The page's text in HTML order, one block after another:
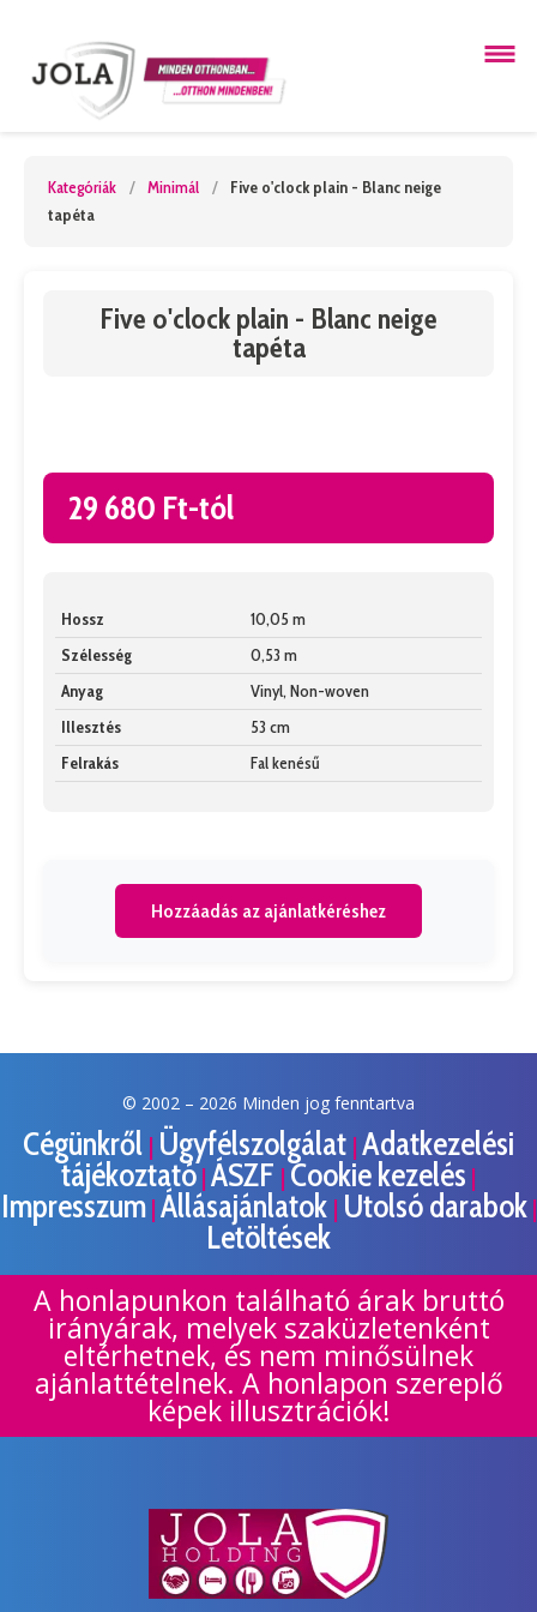
Kategóriák / Minimál /
Five o'clock plain - Blanc neige
tapéta
Five o'clock plain - Blanc neige
tapéta
29 680 Ft-tól
Hossz
10,05 m
Szélesség
0,53 m
Anyag
Vinyl, Non-woven
Illesztés
53 cm
Felrakás
Fal kenésű
Hozzáadás az ajánlatkéréshez
© 2002 – 2026 Minden jog fenntartva
Cégünkről | Ügyfélszolgálat | Adatkezelési
tájékoztató | ÁSZF | Cookie kezelés |
Impresszum| Állásajánlatok | Utolsó darabok|
Letöltések
A honlapunkon található árak bruttó
irányárak, melyek szaküzletenként
eltérhetnek, és nem minősülnek
ajánlattételnek. A honlapon szereplő
képek illusztrációk!